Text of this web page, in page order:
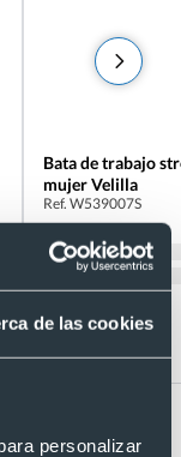
de las cookies
personalizar
Bata de trabajo
mujer Velilla
Ref. W539007S
Desde 17,65 €